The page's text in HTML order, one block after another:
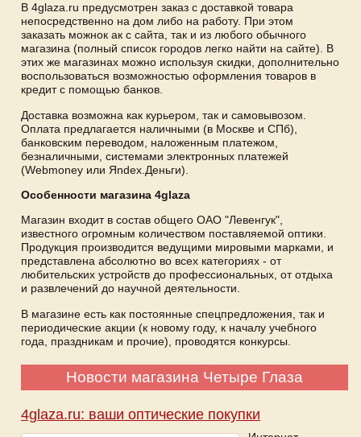
В 4glaza.ru предусмотрен заказ с доставкой товара
непосредственно на дом либо на работу. При этом
заказать можнок ак с сайта, так и из любого обычного
магазина (полный список городов легко найти на сайте). В
этих же магазинах можно используя скидки, дополнительно
воспользоваться возможностью оформления товаров в
кредит с помощью банков.
Доставка возможна как курьером, так и самовывозом.
Оплата предлагается наличными (в Москве и СПб),
банковским переводом, наложенным платежом,
безналичными, системами электронных платежей
(Webmoney или Яndex.Деньги).
Особенности магазина 4glaza
Магазин входит в состав общего ОАО "Левенгук",
известного огромным количеством поставляемой оптики.
Продукция производится ведущими мировыми марками, и
представлена абсолютно во всех категориях - от
любительских устройств до профессиональных, от отдыха
и развлечений до научной деятельности.
В магазине есть как постоянные спецпредложения, так и
периодические акции (к новому году, к началу учебного
года, праздникам и прочие), проводятся конкурсы.
Новости магазина Четыре Глаза
4glaza.ru: ваши оптические покупки